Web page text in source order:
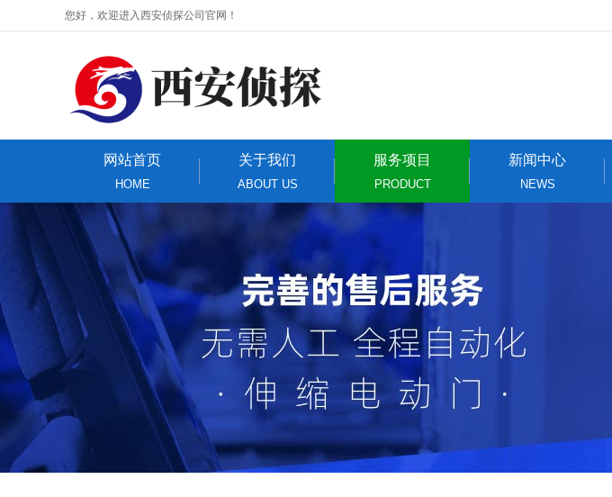
您好，欢迎进入西安侦探公司官网！
网站首页
HOME
关于我们
ABOUT US
服务项目
PRODUCT
新闻中心
NEWS